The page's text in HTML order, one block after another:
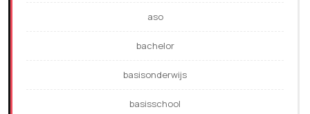
aso
bachelor
basisonderwijs
basisschool